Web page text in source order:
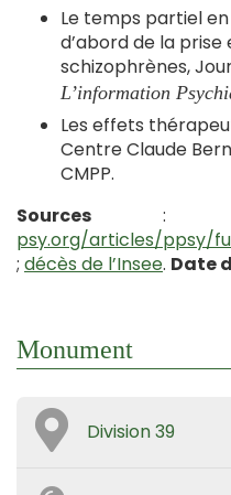
Le temps partiel
d’abord de la prise
schizophrènes,
L’information
Les effets
Centre Claude
CMPP.
Sources :
psy.org/articles/ppsy/
; décès de l’Insee. Date
Monument
Division 39